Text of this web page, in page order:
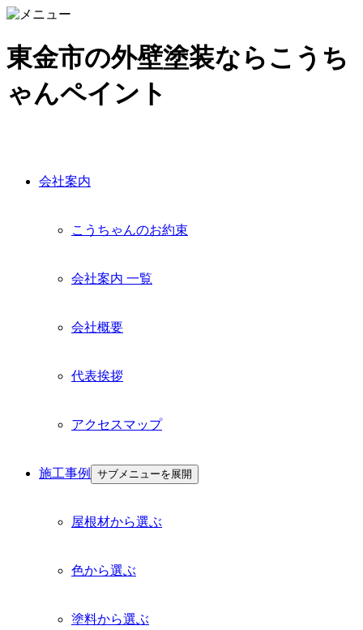
東金市の外壁塗装ならこうち
ゃんペイント
会社案内
こうちゃんのお約束
会社案内 一覧
会社概要
代表挨拶
アクセスマップ
施工事例 サブメニューを展開
屋根材から選ぶ
色から選ぶ
塗料から選ぶ